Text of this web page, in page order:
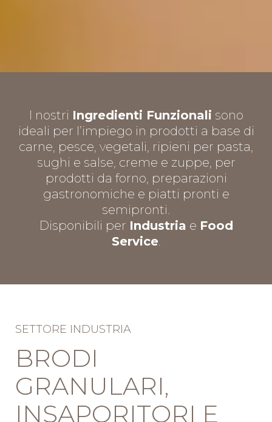
I nostri Ingredienti Funzionali sono
ideali per l’impiego in prodotti a base di
carne, pesce, vegetali, ripieni per pasta,
sughi e salse, creme e zuppe, per
prodotti da forno, preparazioni
gastronomiche e piatti pronti e
semipronti.
Disponibili per Industria e Food
Service
SETTORE INDUSTRIA
BRODI
GRANULARI,
INSAPORITORI E